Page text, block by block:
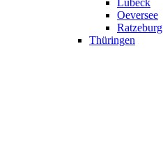
Lübeck
Oeversee
Ratzeburg
Thüringen